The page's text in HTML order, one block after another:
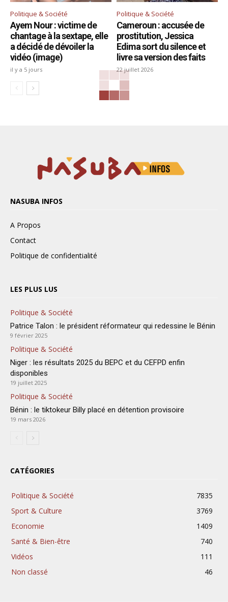
Politique & Société
Ayem Nour : victime de
chantage à la sextape, elle
a décidé de dévoiler la
vidéo (image)
il y a 5 jours
Politique & Société
Cameroun : accusée de
prostitution, Jessica
Edima sort du silence et
livre sa version des faits
22 juillet 2026
NASUBA INFOS
A Propos
Contact
Politique de confidentialité
LES PLUS LUS
Politique & Société
Patrice Talon : le président réformateur qui redessine le Bénin
9 février 2025
Politique & Société
Niger : les résultats 2025 du BEPC et du CEFPD enfin
disponibles
19 juillet 2025
Politique & Société
Bénin : le tiktokeur Billy placé en détention provisoire
19 mars 2026
CATÉGORIES
Politique & Société
7835
Sport & Culture
3769
Economie
1409
Santé & Bien-être
740
Vidéos
111
Non classé
46